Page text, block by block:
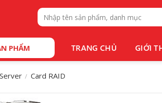
Tìm
kiếm:
PHẨM TRANG CHỦ GIỚI
/ Card RAID